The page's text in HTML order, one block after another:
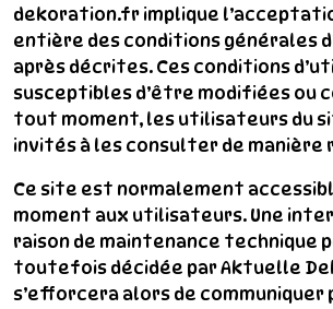
dekoration.fr implique
entière des conditions générales
après décrites. Ces conditions
susceptibles d’être modifiées ou
tout moment, les utilisateurs du
invités à les consulter de manière
Ce site est normalement
moment aux utilisateurs. Une
raison de maintenance technique
toutefois décidée par Aktuelle
s’efforcera alors de